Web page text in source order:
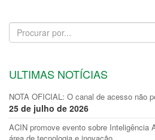
ULTIMAS NOTÍCIAS
NOTA OFICIAL: O canal de acesso não
25 de julho de 2026
ACIN promove evento sobre Inteligência